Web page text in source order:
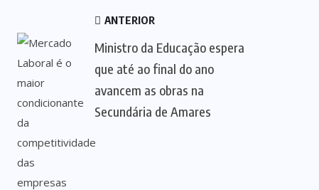
ANTERIOR
Ministro da Educação espera
que até ao final do ano
avancem as obras na
Secundária de Amares